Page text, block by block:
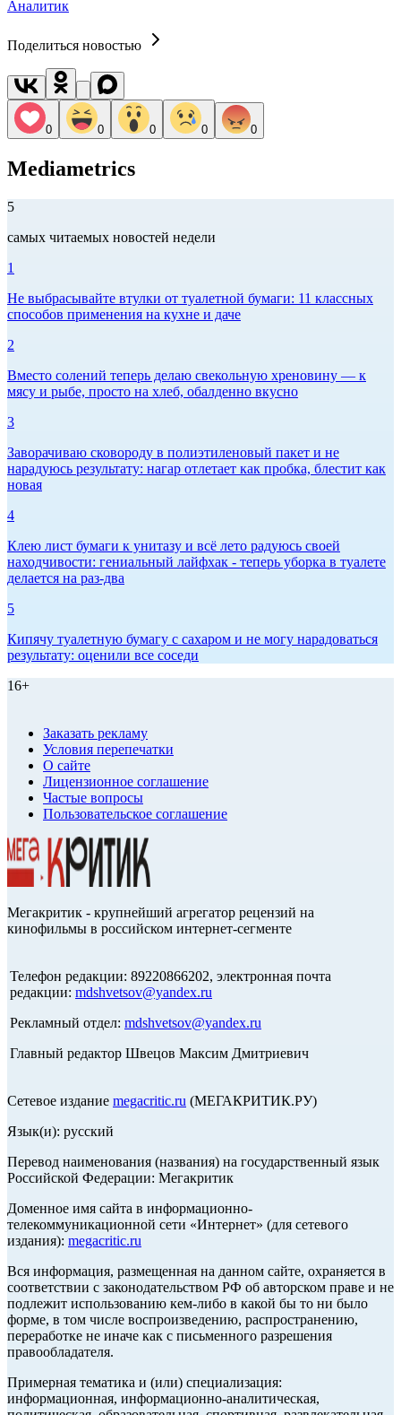
Аналитик
Поделиться новостью
0 0 0 0 0
Mediametrics
5
самых читаемых новостей недели
1
Не выбрасывайте втулки от туалетной бумаги: 11 классных
способов применения на кухне и даче
2
Вместо солений теперь делаю свекольную хреновину — к
мясу и рыбе, просто на хлеб, обалденно вкусно
3
Заворачиваю сковороду в полиэтиленовый пакет и не
нарадуюсь результату: нагар отлетает как пробка, блестит как
новая
4
Клею лист бумаги к унитазу и всё лето радуюсь своей
находчивости: гениальный лайфхак - теперь уборка в туалете
делается на раз-два
5
Кипячу туалетную бумагу с сахаром и не могу нарадоваться
результату: оценили все соседи
16+
Заказать рекламу
Условия перепечатки
О сайте
Лицензионное соглашение
Частые вопросы
Пользовательское соглашение
Мегакритик - крупнейший агрегатор рецензий на
кинофильмы в российском интернет-сегменте
Телефон редакции: 89220866202, электронная почта
редакции: mdshvetsov@yandex.ru
Рекламный отдел: mdshvetsov@yandex.ru
Главный редактор Швецов Максим Дмитриевич
Сетевое издание megacritic.ru (МЕГАКРИТИК.РУ)
Язык(и): русский
Перевод наименования (названия) на государственный язык
Российской Федерации: Мегакритик
Доменное имя сайта в информационно-
телекоммуникационной сети «Интернет» (для сетевого
издания): megacritic.ru
Вся информация, размещенная на данном сайте, охраняется в
соответствии с законодательством РФ об авторском праве и не
подлежит использованию кем-либо в какой бы то ни было
форме, в том числе воспроизведению, распространению,
переработке не иначе как с письменного разрешения
правообладателя.
Примерная тематика и (или) специализация:
информационная, информационно-аналитическая,